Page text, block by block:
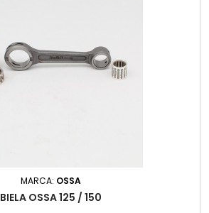
MARCA: OSSA
BIELA OSSA 125 / 150